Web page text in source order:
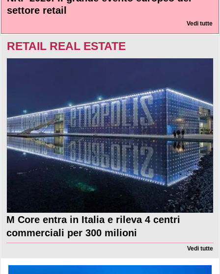
settore retail
Vedi tutte
RETAIL REAL ESTATE
M Core entra in Italia e rileva 4 centri
commerciali per 300 milioni
Vedi tutte